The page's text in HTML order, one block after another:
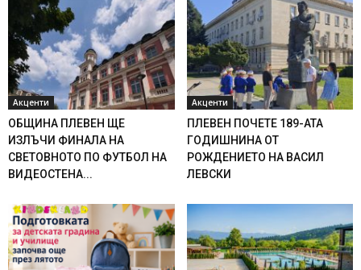
Акценти
ОБЩИНА ПЛЕВЕН ЩЕ
ИЗЛЪЧИ ФИНАЛА НА
СВЕТОВНОТО ПО ФУТБОЛ НА
ВИДЕОСТЕНА...
Акценти
ПЛЕВЕН ПОЧЕТЕ 189-АТА
ГОДИШНИНА ОТ
РОЖДЕНИЕТО НА ВАСИЛ
ЛЕВСКИ